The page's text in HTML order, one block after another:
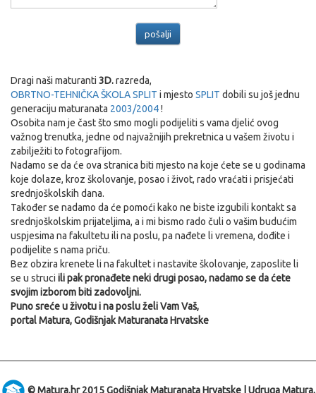
Dragi naši maturanti 3D.razreda,
OBRTNO-TEHNIČKA ŠKOLA SPLIT i mjesto SPLIT dobili su još jednu
generaciju maturanata 2003/2004!
Osobita nam je čast što smo mogli podijeliti s vama djelić ovog
važnog trenutka, jedne od najvažnijih prekretnica u vašem životu i
zabilježiti to fotografijom.
Nadamo se da će ova stranica biti mjesto na koje ćete se u godinama
koje dolaze, kroz školovanje, posao i život, rado vraćati i prisjećati
srednjoškolskih dana.
Također se nadamo da će pomoći kako ne biste izgubili kontakt sa
srednjoškolskim prijateljima, a i mi bismo rado čuli o vašim budućim
uspjesima na fakultetu ili na poslu, pa nađete li vremena, dođite i
podijelite s nama priču.
Bez obzira krenete li na fakultet i nastavite školovanje, zaposlite li
se u struci ili pak pronađete neki drugi posao, nadamo se da ćete
svojim izborom biti zadovoljni.
Puno sreće u životu i na poslu želi Vam Vaš,
portal Matura, Godišnjak Maturanata Hrvatske
© Matura.hr 2015 Godišnjak Maturanata Hrvatske | Udruga Matura,